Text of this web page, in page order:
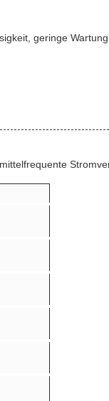
geringe